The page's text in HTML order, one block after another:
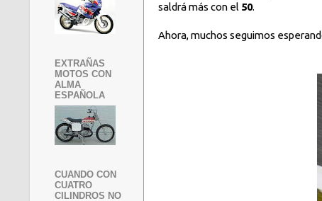
saldrá más con el 50.
Ahora, muchos seguimos
EXTRAÑAS
MOTOS CON
ALMA
ESPAÑOLA
CUANDO CON
CUATRO
CILINDROS NO